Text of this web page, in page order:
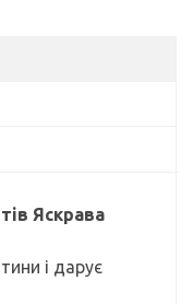
Яскрава
і дарує